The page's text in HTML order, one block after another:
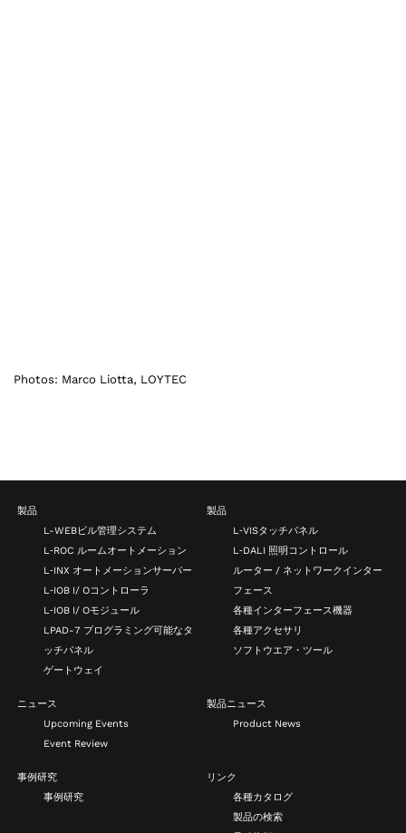
Photos: Marco Liotta, LOYTEC
製品
L-WEBビル管理システム
L‑ROC ルームオートメーション
L‑INX オートメーションサーバー
L‑IOB I/ Oコントローラ
L‑IOB I/ Oモジュール
LPAD-7 プログラミング可能なタ
ッチパネル
ゲートウェイ
製品
L‑VISタッチパネル
L‑DALI 照明コントロール
ルーター / ネットワークインター
フェース
各種インターフェース機器
各種アクセサリ
ソフトウエア・ツール
ニュース
Upcoming Events
Event Review
製品ニュース
Product News
事例研究
事例研究
リンク
各種カタログ
製品の検索